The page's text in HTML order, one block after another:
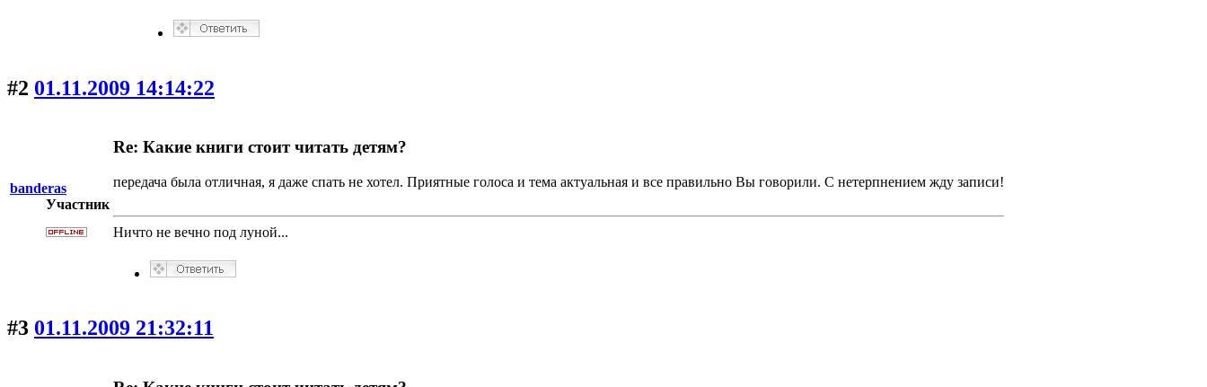
#2 01.11.2009 14:14:22
banderas
Участник
Re: Какие книги стоит читать детям?
передача была отличная, я даже спать не хотел. Приятные голоса и тема актуальная и все правильно Вы говорили. С нетерпнением жду записи!
Ничто не вечно под луной...
#3 01.11.2009 21:32:11